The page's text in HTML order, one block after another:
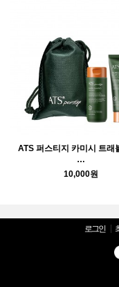
ATS 퍼스티지 카미시 트래
…
10,000원
로그인